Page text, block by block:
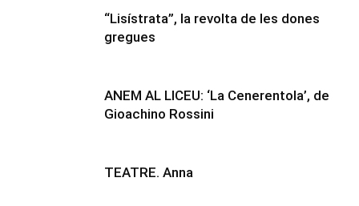
“Lisístrata”, la revolta de les dones
gregues
ANEM AL LICEU: ‘La Cenerentola’, de
Gioachino Rossini
TEATRE. Anna